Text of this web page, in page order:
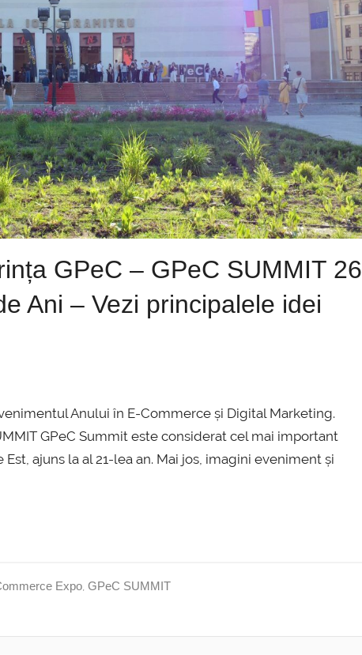
GPeC – GPeC SUMMIT 26
Ani – Vezi principalele idei
Anului în E-Commerce și Digital Marketing.
GPeC Summit este considerat cel mai important
ajuns la al 21-lea an. Mai jos, imagini eveniment și
Expo, GPeC SUMMIT